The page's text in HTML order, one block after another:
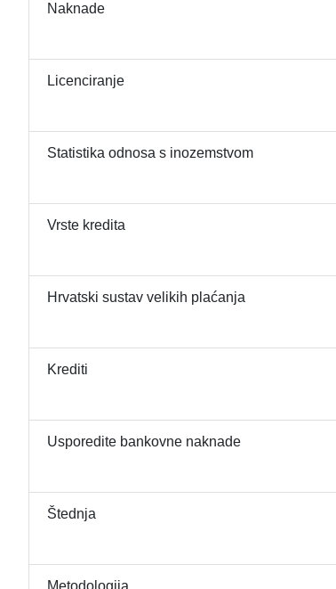
Naknade
Licenciranje
Statistika odnosa s inozemstvom
Vrste kredita
Hrvatski sustav velikih plaćanja
Krediti
Usporedite bankovne naknade
Štednja
Metodologija